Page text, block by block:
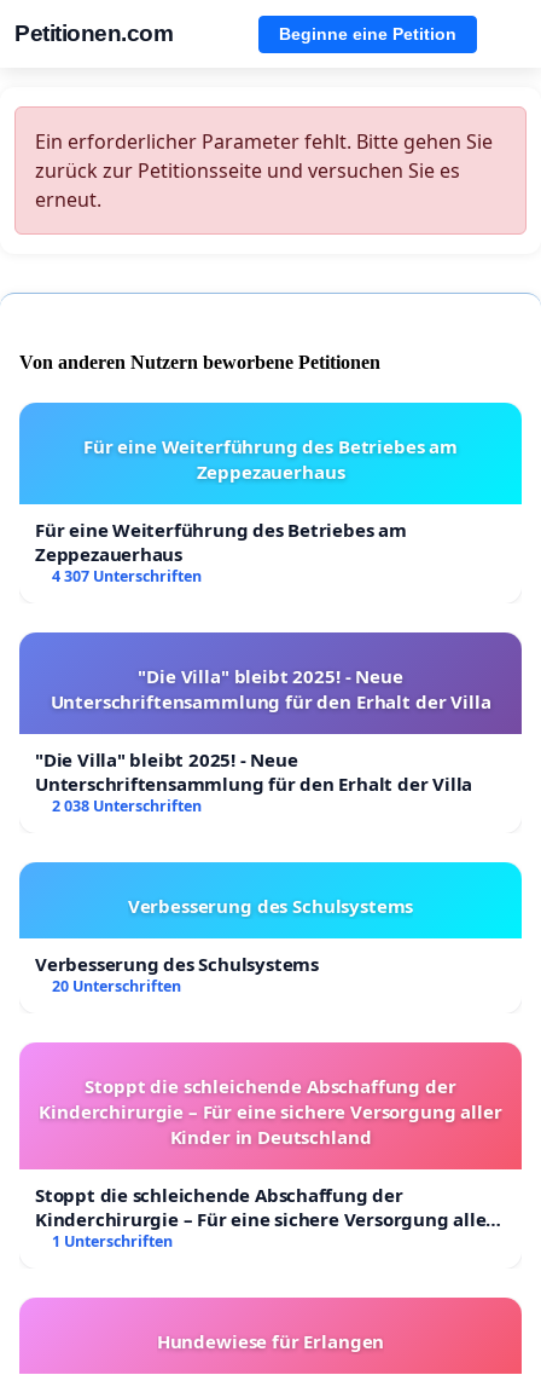
Petitionen.com Beginne eine Petition
Ein erforderlicher Parameter fehlt. Bitte gehen Sie
zurück zur Petitionsseite und versuchen Sie es
erneut.
Von anderen Nutzern beworbene Petitionen
Für eine Weiterführung des Betriebes am
Zeppezauerhaus
Für eine Weiterführung des Betriebes am
Zeppezauerhaus
4 307 Unterschriften
"Die Villa" bleibt 2025! - Neue
Unterschriftensammlung für den Erhalt der Villa
"Die Villa" bleibt 2025! - Neue
Unterschriftensammlung für den Erhalt der Villa
2 038 Unterschriften
Verbesserung des Schulsystems
Verbesserung des Schulsystems
20 Unterschriften
Stoppt die schleichende Abschaffung der
Kinderchirurgie – Für eine sichere Versorgung aller
Kinder in Deutschland
Stoppt die schleichende Abschaffung der
Kinderchirurgie – Für eine sichere Versorgung aller
Kinder in Deutschland
1 Unterschriften
Hundewiese für Erlangen